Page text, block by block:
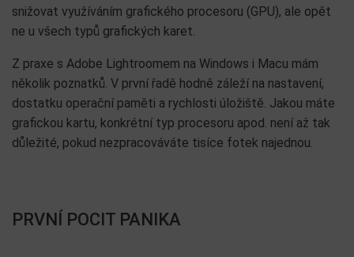
snižovat využíváním grafického procesoru (GPU), ale opět
ne u všech typů grafických karet.
Z praxe s Adobe Lightroomem na Windows i Macu mám
několik poznatků. V první řadě hodně záleží na nastavení,
dostatku operační paměti a rychlosti úložiště. Jakou máte
grafickou kartu, konkrétní typ procesoru apod. není až tak
důležité, pokud nezpracováváte tisíce fotek najednou.
PRVNÍ POCIT PANIKA